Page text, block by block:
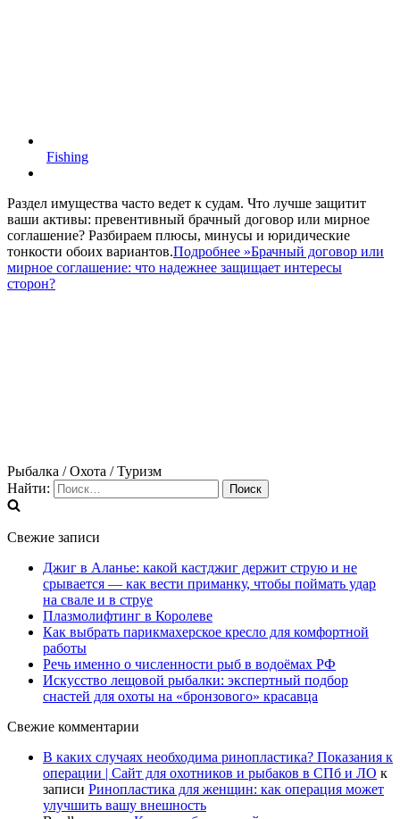
Fishing
Раздел имущества часто ведет к судам. Что лучше защитит
ваши активы: превентивный брачный договор или мирное
соглашение? Разбираем плюсы, минусы и юридические
тонкости обоих вариантов.Подробнее »Брачный договор или
мирное соглашение: что надежнее защищает интересы
сторон?
Рыбалка / Охота / Туризм
Найти:
Свежие записи
Джиг в Аланье: какой кастджиг держит струю и не
срывается — как вести приманку, чтобы поймать удар
на свале и в струе
Плазмолифтинг в Королеве
Как выбрать парикмахерское кресло для комфортной
работы
Речь именно о численности рыб в водоёмах РФ
Искусство лещовой рыбалки: экспертный подбор
снастей для охоты на «бронзового» красавца
Свежие комментарии
В каких случаях необходима ринопластика? Показания к
операции | Сайт для охотников и рыбаков в СПб и ЛО к
записи Ринопластика для женщин: как операция может
улучшить вашу внешность